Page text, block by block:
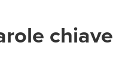
chiave